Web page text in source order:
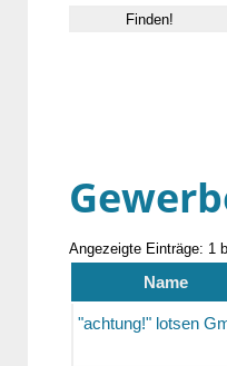
Angezeigte Einträge: 1
Name
"achtung!" lotsen